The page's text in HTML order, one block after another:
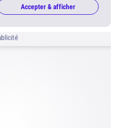
Accepter & afficher